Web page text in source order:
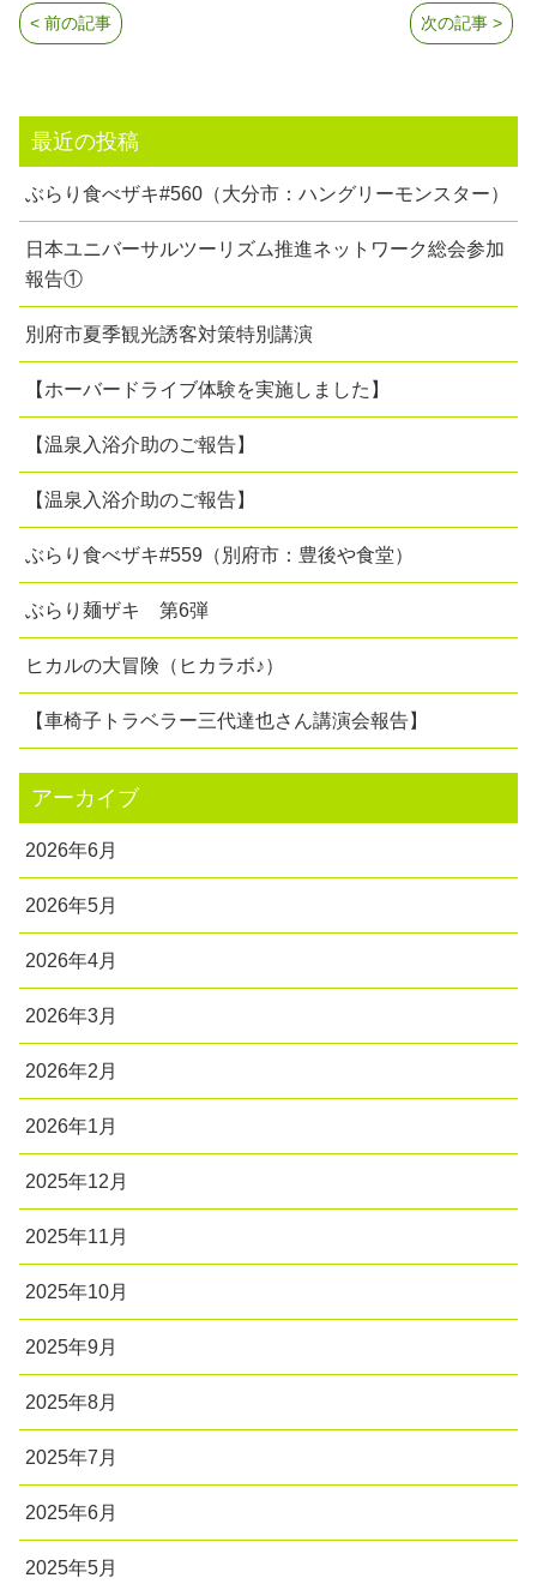
次の記事 >
< 前の記事
最近の投稿
ぶらり食べザキ#560（大分市：ハングリーモンスター）
日本ユニバーサルツーリズム推進ネットワーク総会参加
報告①
別府市夏季観光誘客対策特別講演
【ホーバードライブ体験を実施しました】
【温泉入浴介助のご報告】
【温泉入浴介助のご報告】
ぶらり食べザキ#559（別府市：豊後や食堂）
ぶらり麺ザキ 第6弾
ヒカルの大冒険（ヒカラボ♪）
【車椅子トラベラー三代達也さん講演会報告】
アーカイブ
2026年6月
2026年5月
2026年4月
2026年3月
2026年2月
2026年1月
2025年12月
2025年11月
2025年10月
2025年9月
2025年8月
2025年7月
2025年6月
2025年5月